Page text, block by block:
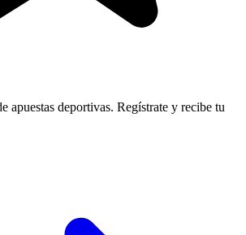
apuestas deportivas. Regístrate y recibe tu